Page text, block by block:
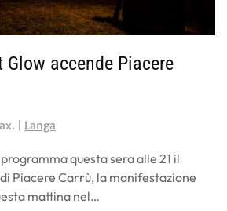
accende Piacere
| Langa
questa sera alle 21 il
Piacere Carrù, la manifestazione
mattina nel…